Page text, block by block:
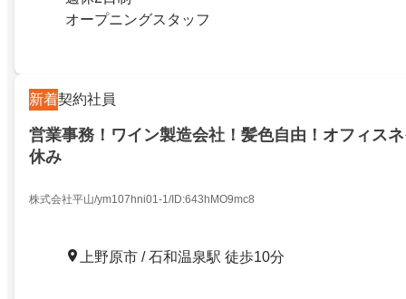
オープニングスタッフ
新着契約社員
営業事務！ワイン製造会社！髪色自由！オフィス
休み
株式会社平山/ym107hni01-1/ID:643hMO9mc8
上野原市 / 石和温泉駅 徒歩10分